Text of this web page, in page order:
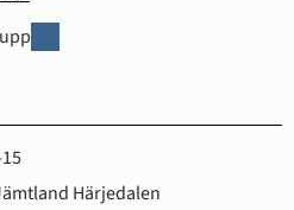
g
Härjedalen